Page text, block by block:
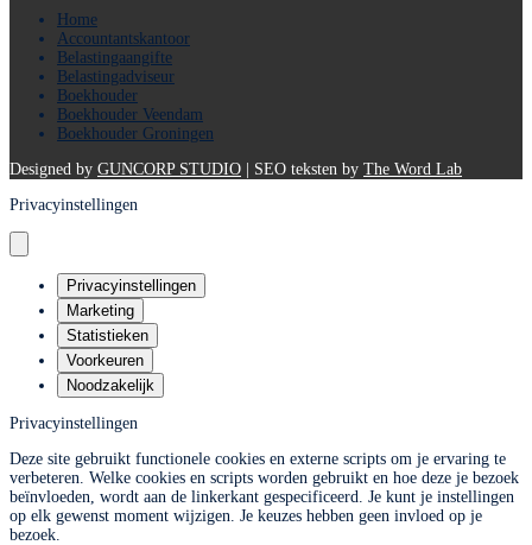
Home
Accountantskantoor
Belastingaangifte
Belastingadviseur
Boekhouder
Boekhouder Veendam
Boekhouder Groningen
Designed by GUNCORP STUDIO | SEO teksten by The Word Lab
Privacyinstellingen
Privacyinstellingen
Marketing
Statistieken
Voorkeuren
Noodzakelijk
Privacyinstellingen
Deze site gebruikt functionele cookies en externe scripts om je ervaring te
verbeteren. Welke cookies en scripts worden gebruikt en hoe deze je bezoek
beïnvloeden, wordt aan de linkerkant gespecificeerd. Je kunt je instellingen
op elk gewenst moment wijzigen. Je keuzes hebben geen invloed op je
bezoek.